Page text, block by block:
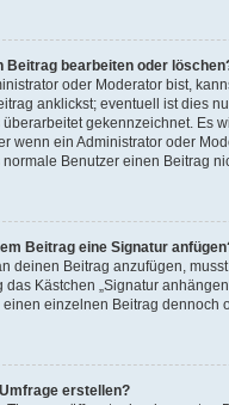
Beitrag bearbeiten oder
oder Moderator bist,
anklickst; eventuell ist dies
gekennzeichnet. Es
wenn ein Administrator oder
normale Benutzer einen Beitrag
Beitrag eine Signatur
deinen Beitrag anzufügen,
das Kästchen „Signatur
einzelnen Beitrag dennoch
erstellen?